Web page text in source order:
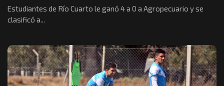
Estudiantes de Río Cuarto le ganó 4 a 0 a Agropecuario y se
clasificó a...